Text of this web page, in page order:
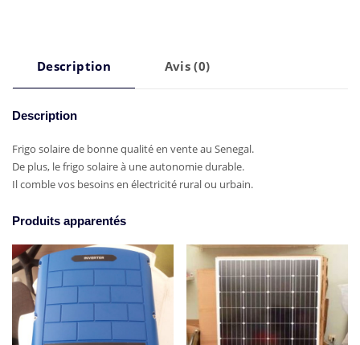
Description Avis (0)
Description
Frigo solaire de bonne qualité en vente au Senegal.
De plus, le frigo solaire à une autonomie durable.
Il comble vos besoins en électricité rural ou urbain.
Produits apparentés